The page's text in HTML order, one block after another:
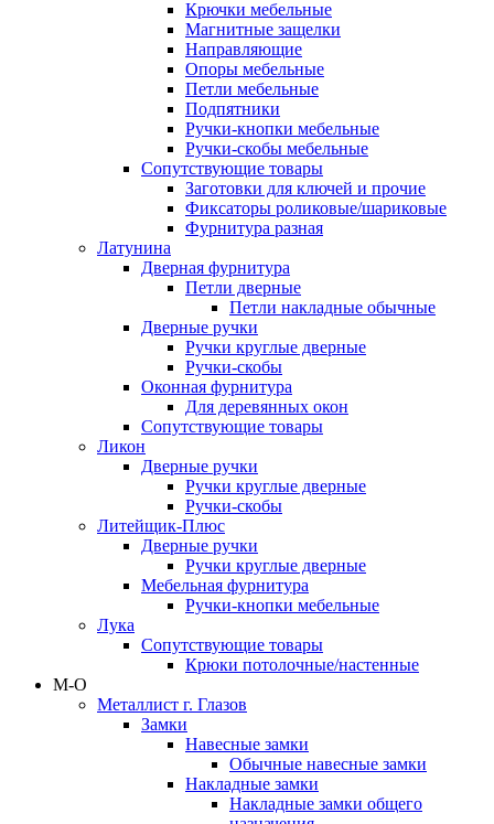
Крючки мебельные
Магнитные защелки
Направляющие
Опоры мебельные
Петли мебельные
Подпятники
Ручки-кнопки мебельные
Ручки-скобы мебельные
Сопутствующие товары
Заготовки для ключей и прочие
Фиксаторы роликовые/шариковые
Фурнитура разная
Латунина
Дверная фурнитура
Петли дверные
Петли накладные обычные
Дверные ручки
Ручки круглые дверные
Ручки-скобы
Оконная фурнитура
Для деревянных окон
Сопутствующие товары
Ликон
Дверные ручки
Ручки круглые дверные
Ручки-скобы
Литейщик-Плюс
Дверные ручки
Ручки круглые дверные
Мебельная фурнитура
Ручки-кнопки мебельные
Лука
Сопутствующие товары
Крюки потолочные/настенные
М-О
Металлист г. Глазов
Замки
Навесные замки
Обычные навесные замки
Накладные замки
Накладные замки общего